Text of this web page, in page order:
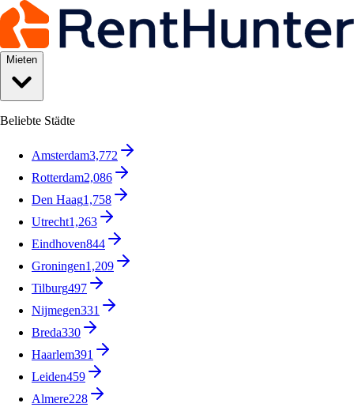
Mieten
Beliebte Städte
Amsterdam3,772
Rotterdam2,086
Den Haag1,758
Utrecht1,263
Eindhoven844
Groningen1,209
Tilburg497
Nijmegen331
Breda330
Haarlem391
Leiden459
Almere228